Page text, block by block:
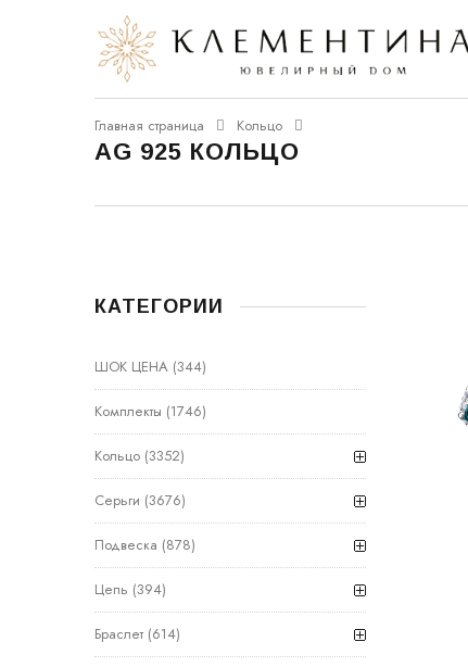
Главная страница Кольцо
AG 925 КОЛЬЦО
КАТЕГОРИИ
ШОК ЦЕНА (344)
Комплекты (1746)
Кольцо (3352)
Серьги (3676)
Подвеска (878)
Цепь (394)
Браслет (614)